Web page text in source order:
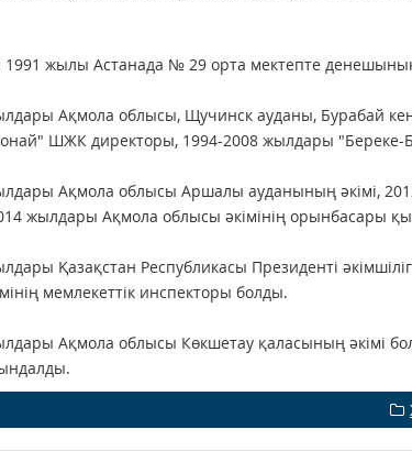
1991 жылы Астанада № 29 орта мектепте
Ақмола облысы, Щучинск ауданы, Бурабай
ШЖК директоры, 1994-2008 жылдары "Береке-
Ақмола облысы Аршалы ауданының әкiмі,
жылдары Ақмола облысы әкiмiнiң орынбасары
Қазақстан Республикасы Президентi
мемлекеттiк инспекторы болды.
Ақмола облысы Көкшетау қаласының әкiмi